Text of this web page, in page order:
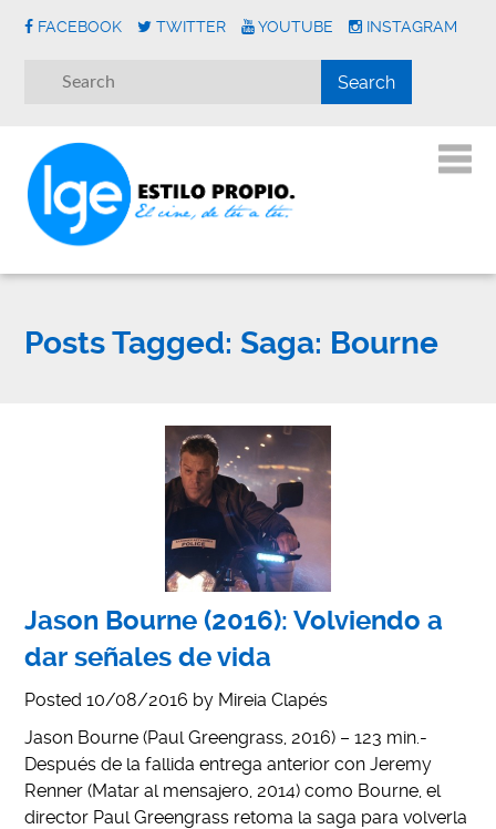
FACEBOOK TWITTER YOUTUBE INSTAGRAM
Posts Tagged: Saga: Bourne
Jason Bourne (2016): Volviendo a
dar señales de vida
Posted10/08/2016 by Mireia Clapés
Jason Bourne (Paul Greengrass, 2016) – 123 min.-
Después de la fallida entrega anterior con Jeremy
Renner (Matar al mensajero, 2014) como Bourne, el
director Paul Greengrass retoma la saga para volverla